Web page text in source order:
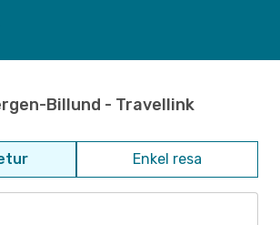
Billund - Travellink
Enkel resa